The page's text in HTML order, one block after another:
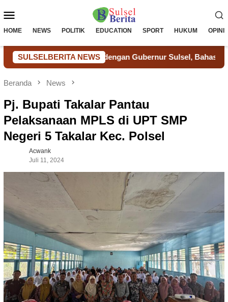
ke
Mobile
HOME NEWS POLITIK EDUCATION SPORT HUKUM OPINI
SULSELBERITA NEWS
Sulsel dengan Gubernur Sulsel, Bahas Sinergi dan
Beranda News
Pj. Bupati Takalar Pantau
Pelaksanaan MPLS di UPT SMP
Negeri 5 Takalar Kec. Polsel
Acwank
Juli 11, 2024